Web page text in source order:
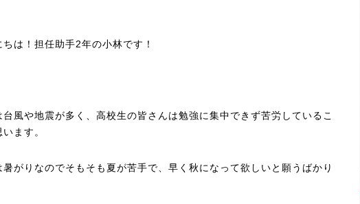
ちは！担任助手2年の小林です！
台風や地震が多く、高校生の皆さんは勉強に集中できず苦労しているこ
ます。
暑がりなのでそもそも夏が苦手で、早く秋になって欲しいと願うばかり